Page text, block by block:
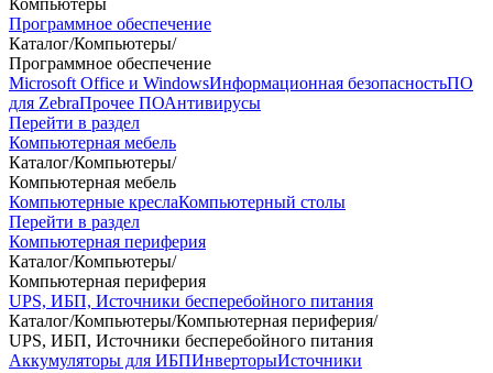
Компьютеры
Программное обеспечение
Каталог/Компьютеры/
Программное обеспечение
Microsoft Office и WindowsИнформационная безопасностьПО
для ZebraПрочее ПОАнтивирусы
Перейти в раздел
Компьютерная мебель
Каталог/Компьютеры/
Компьютерная мебель
Компьютерные креслаКомпьютерный столы
Перейти в раздел
Компьютерная периферия
Каталог/Компьютеры/
Компьютерная периферия
UPS, ИБП, Источники бесперебойного питания
Каталог/Компьютеры/Компьютерная периферия/
UPS, ИБП, Источники бесперебойного питания
Аккумуляторы для ИБПИнверторыИсточники